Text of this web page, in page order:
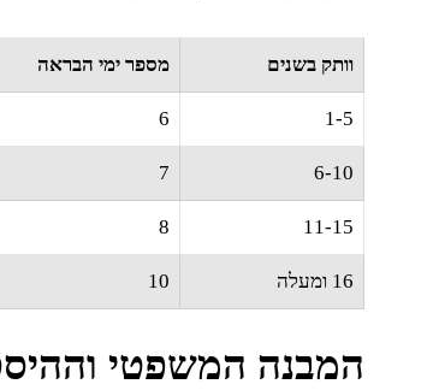
וותק בשנים מספר ימי הבראה
1-5
6
6-10
7
11-15
8
16 ומעלה 10
המבנה המשפטי